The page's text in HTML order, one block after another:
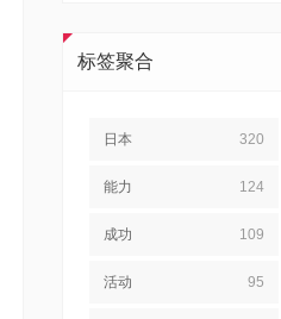
标签聚合
日本 320
能力 124
成功 109
活动 95